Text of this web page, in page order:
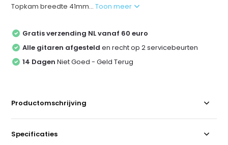
Topkam breedte 41mm...Toon meer
Gratis verzending NL vanaf 60 euro
Alle gitaren afgesteld en recht op 2 servicebeurten
14 Dagen Niet Goed - Geld Terug
Productomschrijving
Specificaties